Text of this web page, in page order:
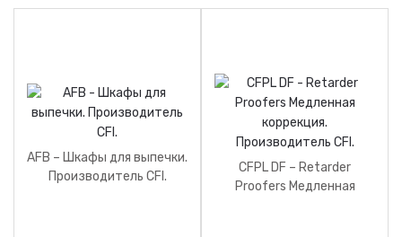
AFB – Шкафы для выпечки.
Производитель CFI.
CFPL DF – Retarder
Proofers Медленная